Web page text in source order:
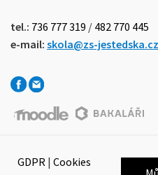
tel.: 736 777 319 / 482 770 445
e-mail: skola@zs-jestedska.cz
GDPR | Cookies